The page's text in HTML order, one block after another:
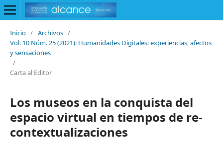
Inicio / Archivos /
Vol. 10 Núm. 25 (2021): Humanidades Digitales: experiencias, afectos
y sensaciones
/
Carta al Editor
Los museos en la conquista del
espacio virtual en tiempos de re-
contextualizaciones